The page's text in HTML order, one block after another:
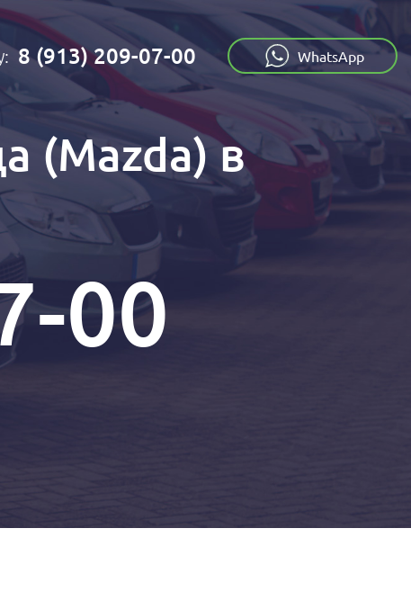
8 (913) 209-07-00 WhatsApp
(Mazda) в
00